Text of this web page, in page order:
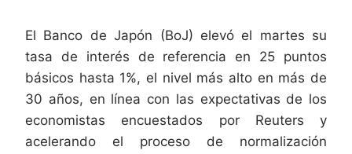
El Banco de Japón (BoJ) elevó el martes su
tasa de interés de referencia en 25 puntos
básicos hasta 1%, el nivel más alto en más de
30 años, en línea con las expectativas de los
economistas encuestados por Reuters y
acelerando el proceso de normalización